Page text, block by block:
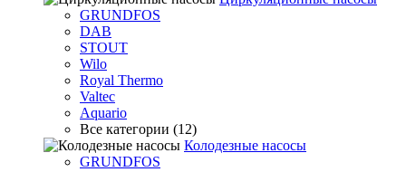
GRUNDFOS
DAB
STOUT
Wilo
Royal Thermo
Valtec
Aquario
Все категории (12)
Колодезные насосы
GRUNDFOS